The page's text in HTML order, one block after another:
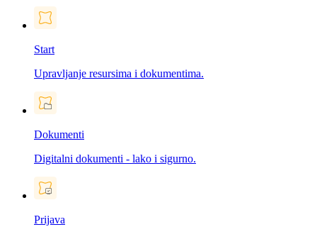
Start
Upravljanje resursima i dokumentima.
Dokumenti
Digitalni dokumenti - lako i sigurno.
Prijava